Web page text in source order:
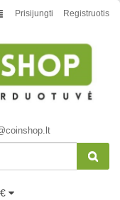
Prisijungti Registruotis